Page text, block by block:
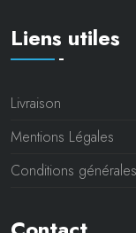
Liens utiles
Livraison
Mentions Légales
Conditions